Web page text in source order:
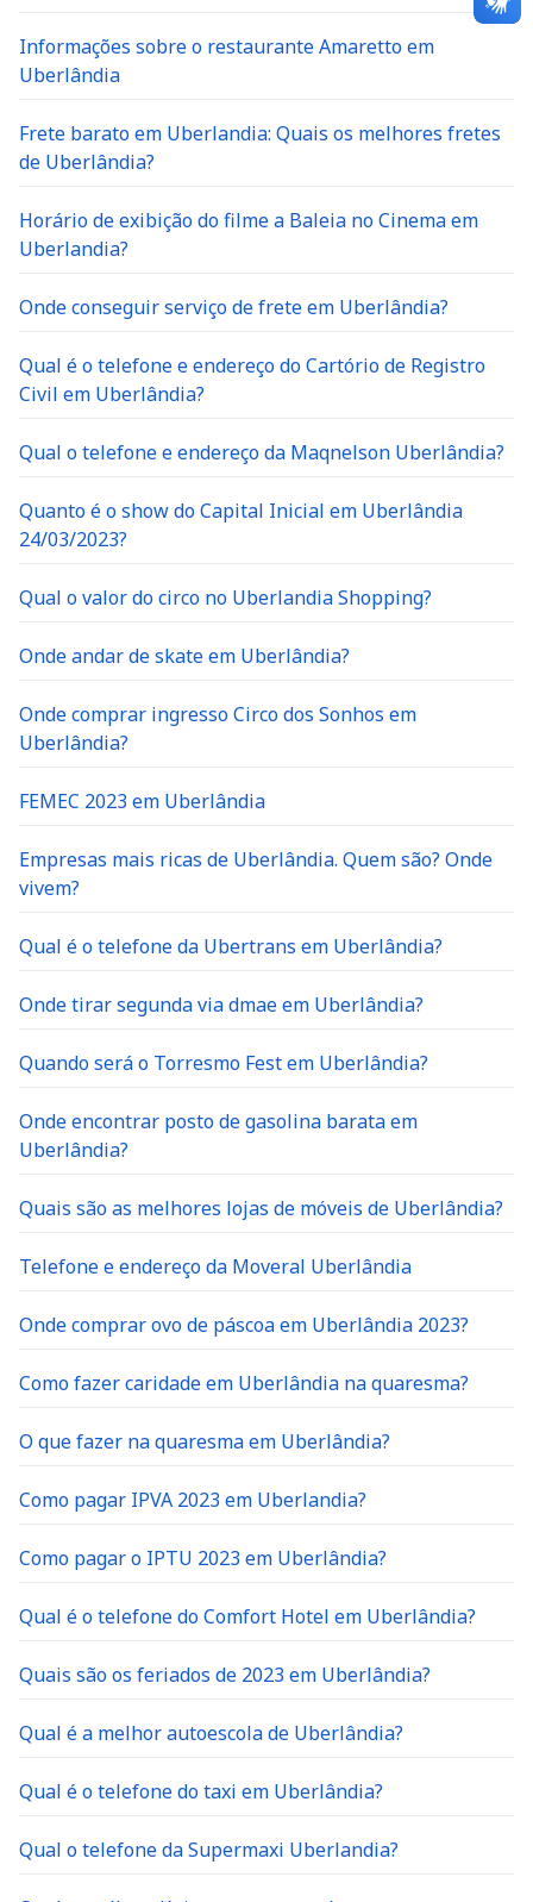
Informações sobre o restaurante Amaretto em
Uberlândia
Frete barato em Uberlandia: Quais os melhores fretes
de Uberlândia?
Horário de exibição do filme a Baleia no Cinema em
Uberlandia?
Onde conseguir serviço de frete em Uberlândia?
Qual é o telefone e endereço do Cartório de Registro
Civil em Uberlândia?
Qual o telefone e endereço da Maqnelson Uberlândia?
Quanto é o show do Capital Inicial em Uberlândia
24/03/2023?
Qual o valor do circo no Uberlandia Shopping?
Onde andar de skate em Uberlândia?
Onde comprar ingresso Circo dos Sonhos em
Uberlândia?
FEMEC 2023 em Uberlândia
Empresas mais ricas de Uberlândia. Quem são? Onde
vivem?
Qual é o telefone da Ubertrans em Uberlândia?
Onde tirar segunda via dmae em Uberlândia?
Quando será o Torresmo Fest em Uberlândia?
Onde encontrar posto de gasolina barata em
Uberlândia?
Quais são as melhores lojas de móveis de Uberlândia?
Telefone e endereço da Moveral Uberlândia
Onde comprar ovo de páscoa em Uberlândia 2023?
Como fazer caridade em Uberlândia na quaresma?
O que fazer na quaresma em Uberlândia?
Como pagar IPVA 2023 em Uberlandia?
Como pagar o IPTU 2023 em Uberlândia?
Qual é o telefone do Comfort Hotel em Uberlândia?
Quais são os feriados de 2023 em Uberlândia?
Qual é a melhor autoescola de Uberlândia?
Qual é o telefone do taxi em Uberlândia?
Qual o telefone da Supermaxi Uberlandia?